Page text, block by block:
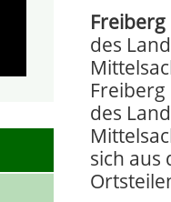
Freiberg
des
des
sich aus